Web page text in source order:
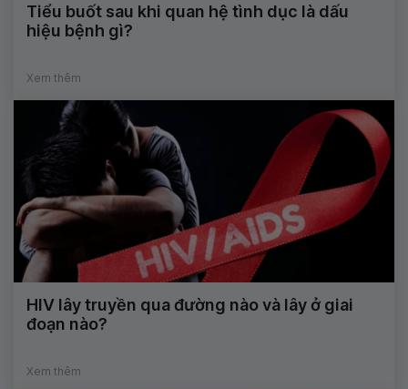
Tiểu buốt sau khi quan hệ tình dục là dấu
hiệu bệnh gì?
Xem thêm
HIV lây truyền qua đường nào và lây ở giai
đoạn nào?
Xem thêm